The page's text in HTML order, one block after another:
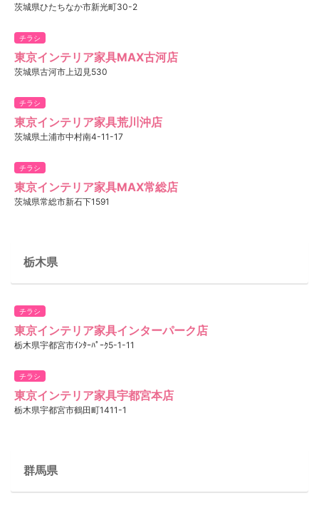
茨城県ひたちなか市新光町30-2
チラシ
東京インテリア家具MAX古河店
茨城県古河市上辺見530
チラシ
東京インテリア家具荒川沖店
茨城県土浦市中村南4-11-17
チラシ
東京インテリア家具MAX常総店
茨城県常総市新石下1591
栃木県
チラシ
東京インテリア家具インターパーク店
栃木県宇都宮市ｲﾝﾀｰﾊﾟｰｸ5-1-11
チラシ
東京インテリア家具宇都宮本店
栃木県宇都宮市鶴田町1411-1
群馬県